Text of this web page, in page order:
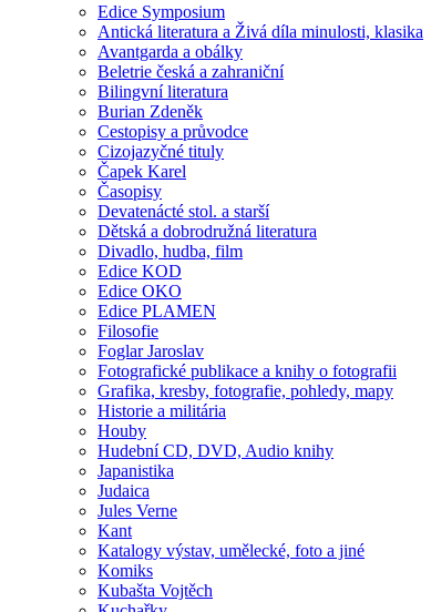
Edice Symposium
Antická literatura a Živá díla minulosti, klasika
Avantgarda a obálky
Beletrie česká a zahraniční
Bilingvní literatura
Burian Zdeněk
Cestopisy a průvodce
Cizojazyčné tituly
Čapek Karel
Časopisy
Devatenácté stol. a starší
Dětská a dobrodružná literatura
Divadlo, hudba, film
Edice KOD
Edice OKO
Edice PLAMEN
Filosofie
Foglar Jaroslav
Fotografické publikace a knihy o fotografii
Grafika, kresby, fotografie, pohledy, mapy
Historie a militária
Houby
Hudební CD, DVD, Audio knihy
Japanistika
Judaica
Jules Verne
Kant
Katalogy výstav, umělecké, foto a jiné
Komiks
Kubašta Vojtěch